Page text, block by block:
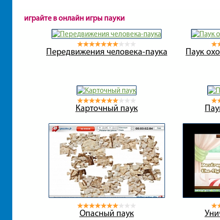
играйте в онлайн игры пауки
Передвижения человека-паука Паук
Карточный паук
Опасный паук